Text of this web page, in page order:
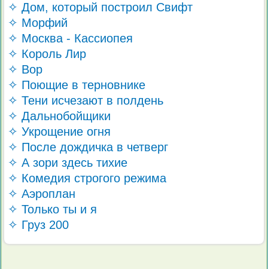
✧ Дом, который построил Свифт
✧ Морфий
✧ Москва - Кассиопея
✧ Король Лир
✧ Вор
✧ Поющие в терновнике
✧ Тени исчезают в полдень
✧ Дальнобойщики
✧ Укрощение огня
✧ После дождичка в четверг
✧ А зори здесь тихие
✧ Комедия строгого режима
✧ Аэроплан
✧ Только ты и я
✧ Груз 200